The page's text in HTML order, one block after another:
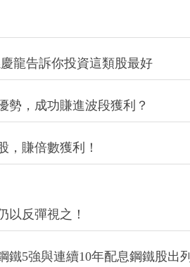
龍告訴你投資這類股最好
勢，成功賺進波段獲利？
，賺倍數獲利！
以反彈視之！
5強與連續10年配息鋼鐵股出列